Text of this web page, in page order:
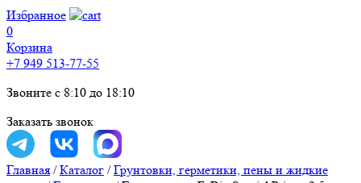
Избранное
0
Корзина
+7 949 513-77-55
Звоните с 8:10 до 18:10
Заказать звонок
Главная /Каталог /Грунтовки, герметики, пены и жидкие